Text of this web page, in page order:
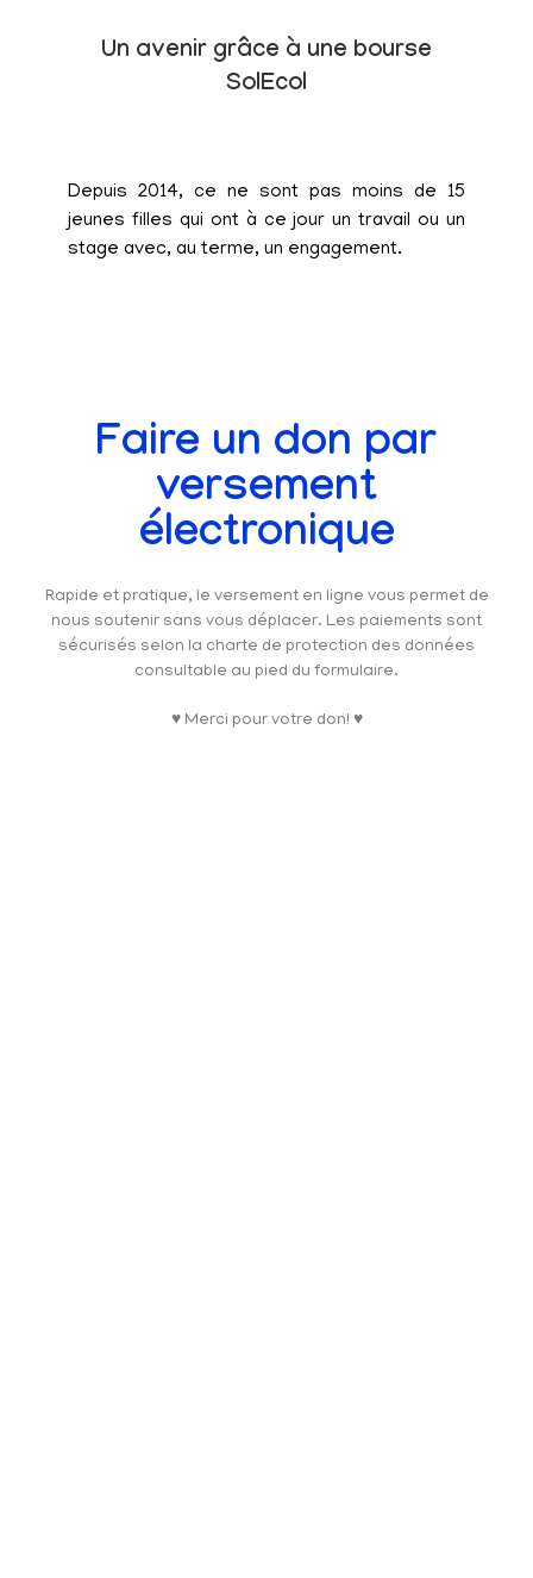
Un avenir grâce à une bourse
SolEcol
Depuis 2014, ce ne sont pas moins de 15
jeunes filles qui ont à ce jour un travail ou un
stage avec, au terme, un engagement.
Faire un don par
versement
électronique
Rapide et pratique, le versement en ligne vous permet de
nous soutenir sans vous déplacer. Les paiements sont
sécurisés selon la charte de protection des données
consultable au pied du formulaire.
♥ Merci pour votre don! ♥